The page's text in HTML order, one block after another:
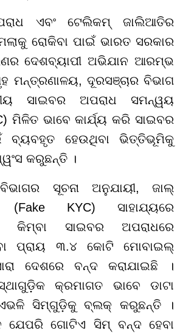
ଏବଂ ଟେଲିକମ୍ ଜାଲିଆତିର
ରୋକିବା ପାଇଁ ଭାରତ ସରକାର
ଦେଶବ୍ୟାପୀ ଅଭିଯାନ ଆରମ୍ଭ
ମନ୍ତ୍ରଣାଳୟ, ଦୂରସଞ୍ଚାର ବିଭାଗ
ସାଇବର ଅପରାଧ ସମନ୍ୱୟ
ମିଳିତ ଭାବେ କାର୍ଯ୍ୟ କରି ସାଇବର
ବ୍ୟବହୃତ ହେଉଥିବା ଭିତ୍ତିଭୂମିକୁ
କରୁଛନ୍ତି ।
ସୂଚନା ଅନୁଯାୟୀ, ଜାଲ୍
(Fake KYC) ସାହାଯ୍ୟରେ
କିମ୍ବା ସାଇବର ଅପରାଧରେ
ପ୍ରାୟ ୩.୪ କୋଟି ମୋବାଇଲ୍
ଦେଶରେ ବନ୍ଦ କରାଯାଇଛି ।
କ୍ରମାଗତ ଭାବେ ଡାଟା
ସିମ୍ଗୁଡ଼ିକୁ ବ୍ଲକ୍ କରୁଛନ୍ତି ।
ଯେପରି ଗୋଟିଏ ସିମ୍ ବନ୍ଦ ହେବା